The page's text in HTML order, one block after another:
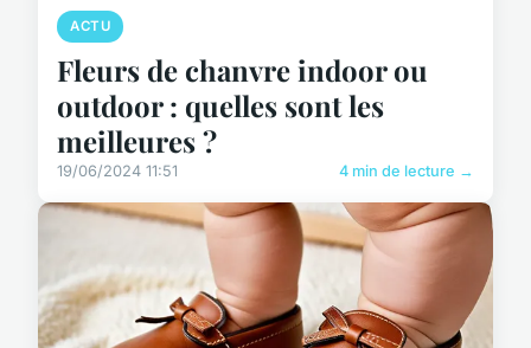
ACTU
Fleurs de chanvre indoor ou
outdoor : quelles sont les
meilleures ?
19/06/2024 11:51 4 min de lecture →